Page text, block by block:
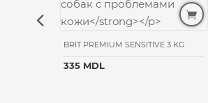
BRIT PREMIUM SENSITIVE 3 KG
335 MDL